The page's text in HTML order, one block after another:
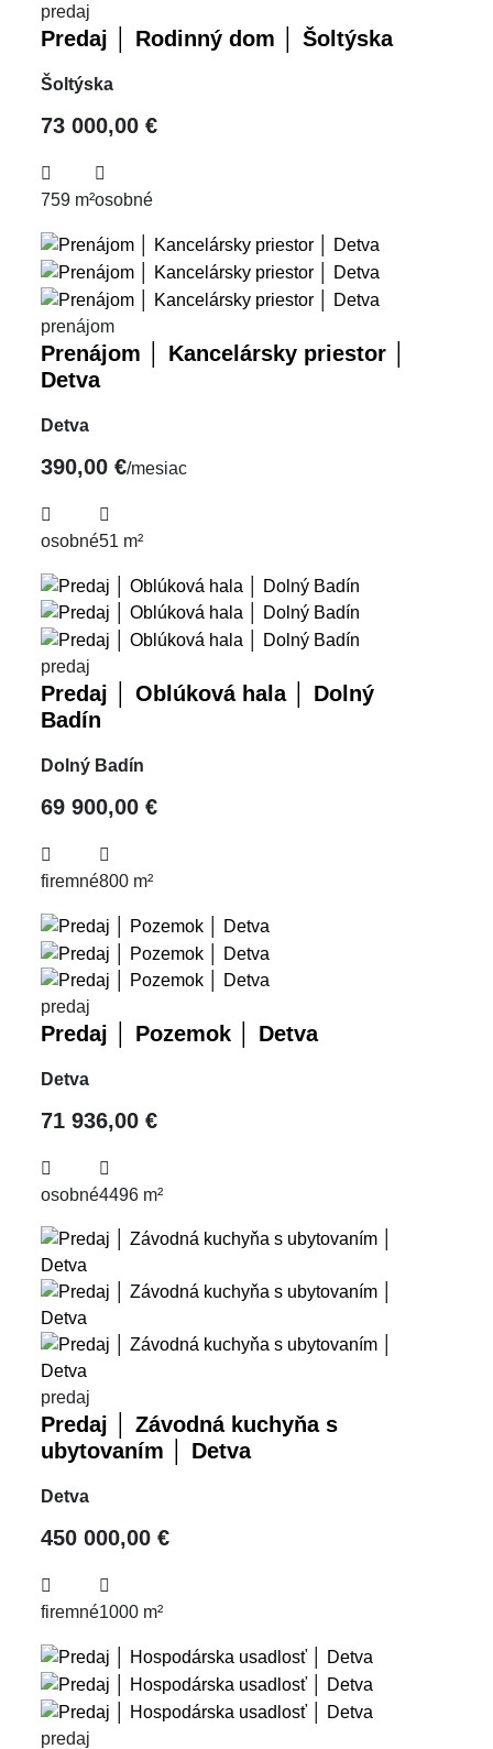
predaj
Predaj │ Rodinný dom │ Šoltýska
Šoltýska
73 000,00 €
759 m²osobné
prenájom
Prenájom │ Kancelársky priestor │
Detva
Detva
390,00 €/mesiac
osobné51 m²
predaj
Predaj │ Oblúková hala │ Dolný
Badín
Dolný Badín
69 900,00 €
firemné800 m²
predaj
Predaj │ Pozemok │ Detva
Detva
71 936,00 €
osobné4496 m²
predaj
Predaj │ Závodná kuchyňa s
ubytovaním │ Detva
Detva
450 000,00 €
firemné1000 m²
predaj